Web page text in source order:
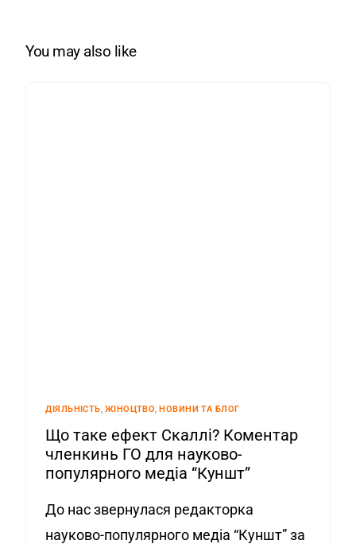
You may also like
ДІЯЛЬНІСТЬ, ЖІНОЦТВО,НОВИНИ ТА БЛОГ
Що таке ефект Скаллі? Коментар
членкинь ГО для науково-
популярного медіа “Куншт”
До нас звернулася редакторка
науково-популярного медіа “Куншт” за